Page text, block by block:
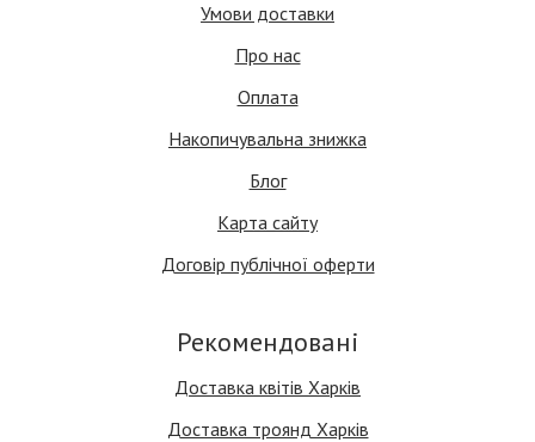
Умови доставки
Про нас
Оплата
Накопичувальна знижка
Блог
Карта сайту
Договір публічної оферти
Рекомендовані
Доставка квітів Харків
Доставка троянд Харків